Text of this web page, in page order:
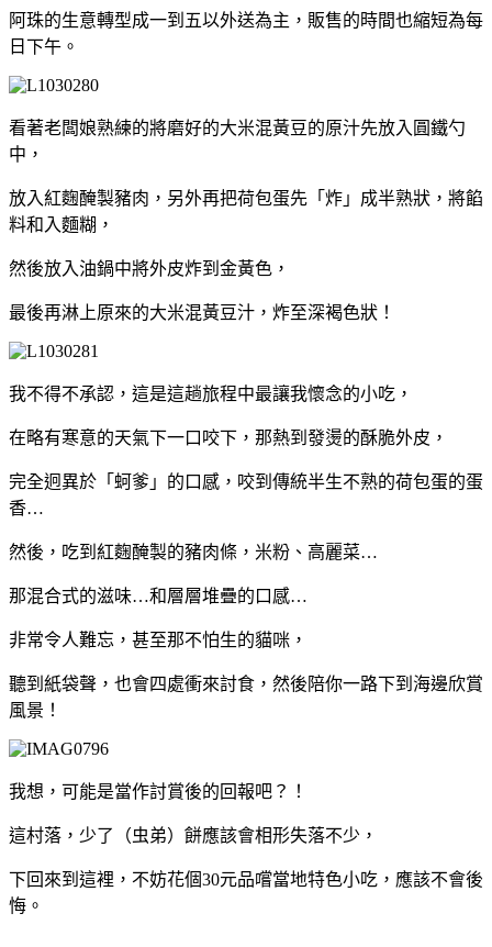
阿珠的生意轉型成一到五以外送為主，販售的時間也縮短為每
日下午。
看著老闆娘熟練的將磨好的大米混黃豆的原汁先放入圓鐵勺
中，
放入紅麴醃製豬肉，另外再把荷包蛋先「炸」成半熟狀，將餡
料和入麵糊，
然後放入油鍋中將外皮炸到金黃色，
最後再淋上原來的大米混黃豆汁，炸至深褐色狀！
我不得不承認，這是這趟旅程中最讓我懷念的小吃，
在略有寒意的天氣下一口咬下，那熱到發燙的酥脆外皮，
完全迥異於「蚵爹」的口感，咬到傳統半生不熟的荷包蛋的蛋
香…
然後，吃到紅麴醃製的豬肉條，米粉、高麗菜…
那混合式的滋味…和層層堆疊的口感…
非常令人難忘，甚至那不怕生的貓咪，
聽到紙袋聲，也會四處衝來討食，然後陪你一路下到海邊欣賞
風景！
我想，可能是當作討賞後的回報吧？！
這村落，少了（虫弟）餅應該會相形失落不少，
下回來到這裡，不妨花個30元品嚐當地特色小吃，應該不會後
悔。